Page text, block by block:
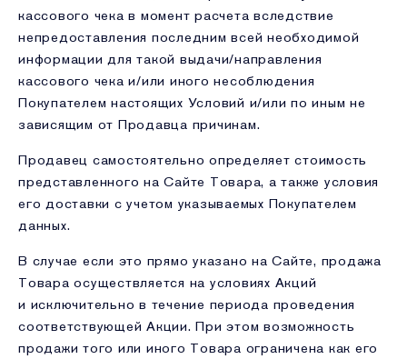
кассового чека в момент расчета вследствие
непредоставления последним всей необходимой
информации для такой выдачи/направления
кассового чека и/или иного несоблюдения
Покупателем настоящих Условий и/или по иным не
зависящим от Продавца причинам.
Продавец самостоятельно определяет стоимость
представленного на Сайте Товара, а также условия
его доставки с учетом указываемых Покупателем
данных.
В случае если это прямо указано на Сайте, продажа
Товара осуществляется на условиях Акций
и исключительно в течение периода проведения
соответствующей Акции. При этом возможность
продажи того или иного Товара ограничена как его